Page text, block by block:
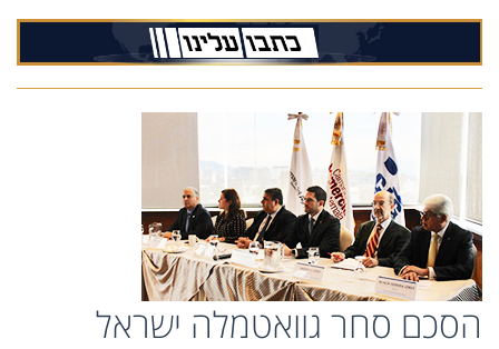
הסכם סחר גוואטמלה ישראל